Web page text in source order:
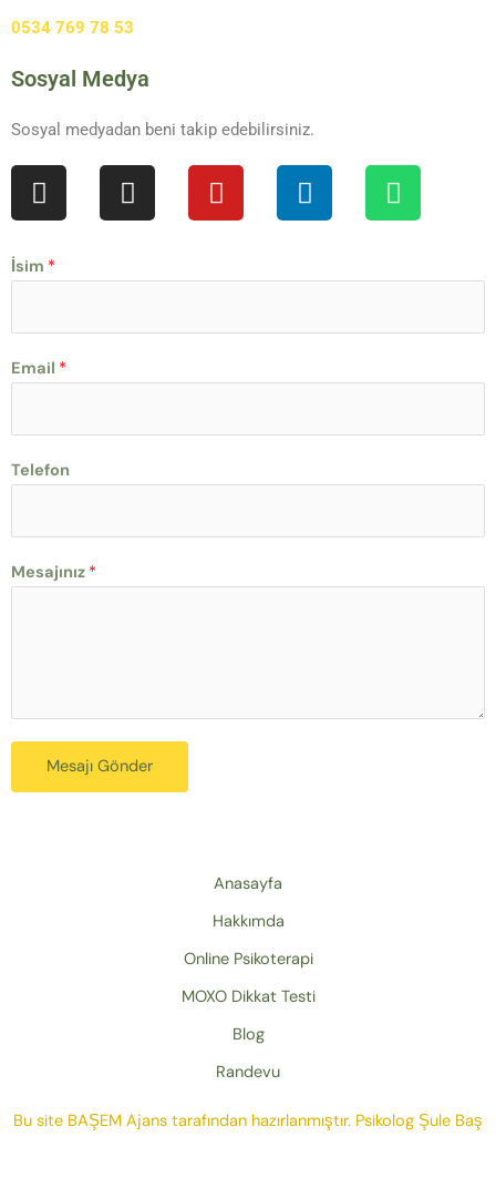
0534 769 78 53
Sosyal Medya
Sosyal medyadan beni takip edebilirsiniz.
İsim *
Email *
Telefon
Mesajınız *
Mesajı Gönder
Anasayfa
Hakkımda
Online Psikoterapi
MOXO Dikkat Testi
Blog
Randevu
Bu site BAŞEM Ajans tarafından hazırlanmıştır. Psikolog Şule Baş